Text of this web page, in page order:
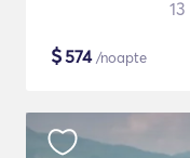
$574/noapte